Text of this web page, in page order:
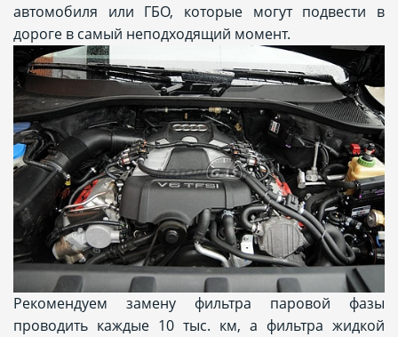
автомобиля или ГБО, которые могут подвести в
дороге в самый неподходящий момент.
Рекомендуем замену фильтра паровой фазы
проводить каждые 10 тыс. км, а фильтра жидкой